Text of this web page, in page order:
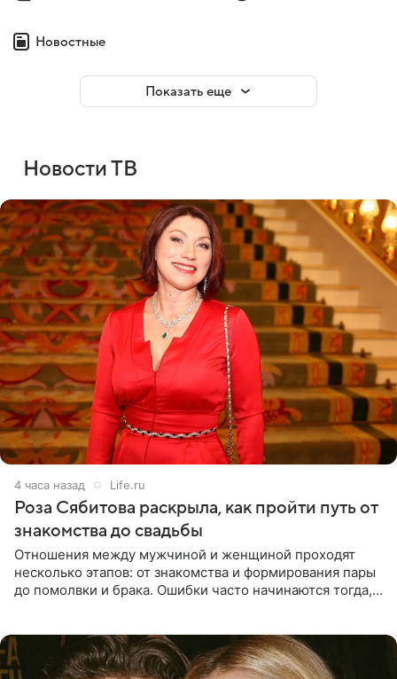
Новостные
Показать еще
Новости ТВ
4 часа назад Life.ru
Роза Сябитова раскрыла, как пройти путь от
знакомства до свадьбы
Отношения между мужчиной и женщиной проходят
несколько этапов: от знакомства и формирования пары
до помолвки и брака. Ошибки часто начинаются тогда,